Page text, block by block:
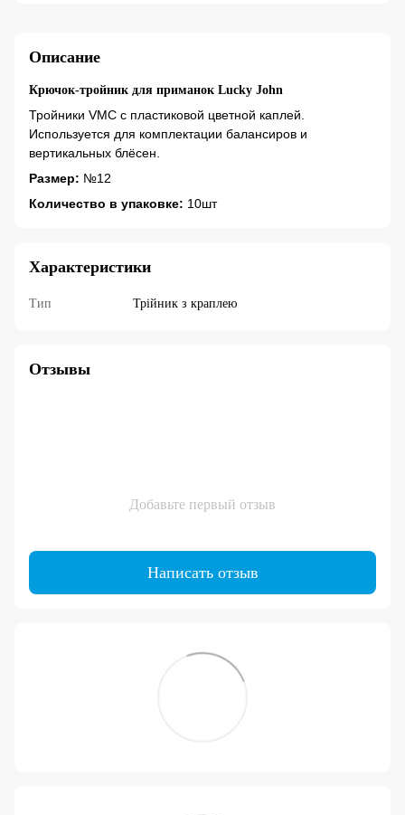
Описание
Крючок-тройник для приманок Lucky John
Тройники VMC с пластиковой цветной каплей.
Используется для комплектации балансиров и
вертикальных блёсен.
Размер: №12
Количество в упаковке: 10шт
Характеристики
Тип Трійник з краплею
Отзывы
Добавьте первый отзыв
Написать отзыв